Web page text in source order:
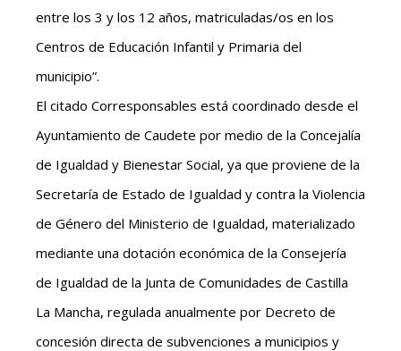
entre los 3 y los 12 años, matriculadas/os en los
Centros de Educación Infantil y Primaria del
municipio”.
El citado Corresponsables está coordinado desde el
Ayuntamiento de Caudete por medio de la Concejalía
de Igualdad y Bienestar Social, ya que proviene de la
Secretaría de Estado de Igualdad y contra la Violencia
de Género del Ministerio de Igualdad, materializado
mediante una dotación económica de la Consejería
de Igualdad de la Junta de Comunidades de Castilla
La Mancha, regulada anualmente por Decreto de
concesión directa de subvenciones a municipios y